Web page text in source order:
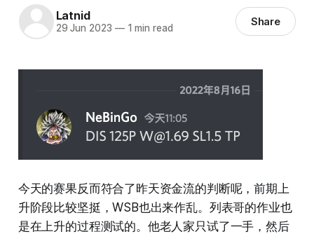
Latnid
29 Jun 2023 —1 min read Share
今天的赛果反而符合了昨天资金流的判断呢，前期上
升阶段比较坚挺，WSB也出来作乱。列表哥的作业也
是在上升的过程测试的。他老人家只试了一手，然后